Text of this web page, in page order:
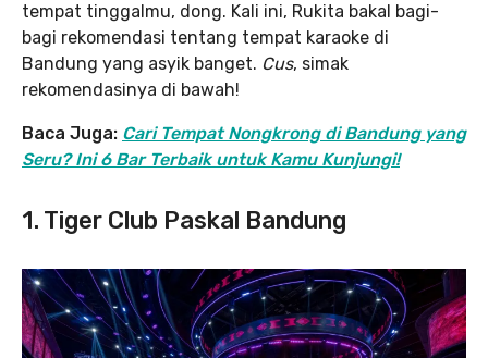
tempat tinggalmu, dong. Kali ini, Rukita bakal bagi-
bagi rekomendasi tentang tempat karaoke di
Bandung yang asyik banget. Cus, simak
rekomendasinya di bawah!
Baca Juga: Cari Tempat Nongkrong di Bandung yang
Seru? Ini 6 Bar Terbaik untuk Kamu Kunjungi!
1. Tiger Club Paskal Bandung